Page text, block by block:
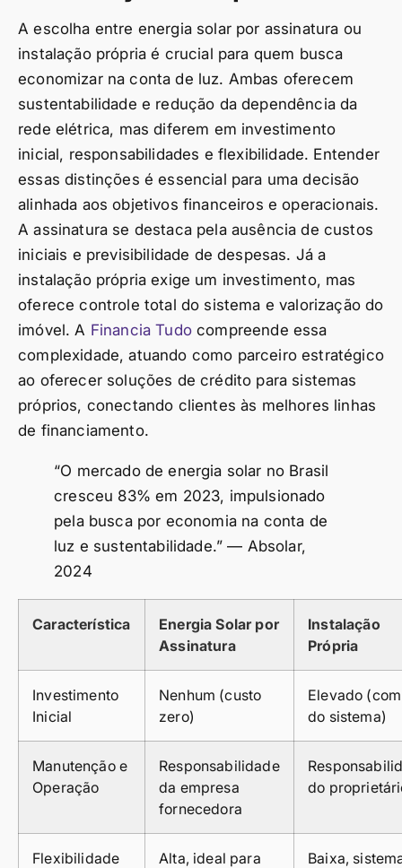
A escolha entre energia solar por assinatura ou
instalação própria é crucial para quem busca
economizar na conta de luz. Ambas oferecem
sustentabilidade e redução da dependência da
rede elétrica, mas diferem em investimento
inicial, responsabilidades e flexibilidade. Entender
essas distinções é essencial para uma decisão
alinhada aos objetivos financeiros e operacionais.
A assinatura se destaca pela ausência de custos
iniciais e previsibilidade de despesas. Já a
instalação própria exige um investimento, mas
oferece controle total do sistema e valorização do
imóvel. A Financia Tudocompreende essa
complexidade, atuando como parceiro estratégico
ao oferecer soluções de crédito para sistemas
próprios, conectando clientes às melhores linhas
de financiamento.
“O mercado de energia solar no Brasil
cresceu 83% em 2023, impulsionado
pela busca por economia na conta de
luz e sustentabilidade.” — Absolar,
2024
Característica
Energia Solar por
Assinatura
Instalação
Própria
Investimento
Inicial
Nenhum (custo
zero)
Elevado
do sistema)
Manutenção e
Operação
Responsabilidade
da empresa
fornecedora
do
Flexibilidade
Alta, ideal para
Baixa,